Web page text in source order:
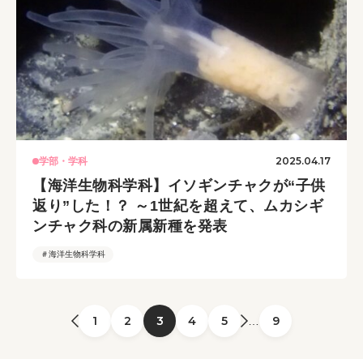
学部・学科 2025.04.17
【海洋生物科学科】イソギンチャクが“子供
返り”した！？ ～1世紀を超えて、ムカシギ
ンチャク科の新属新種を発表
＃海洋生物科学科
1 2 3 4 5 9